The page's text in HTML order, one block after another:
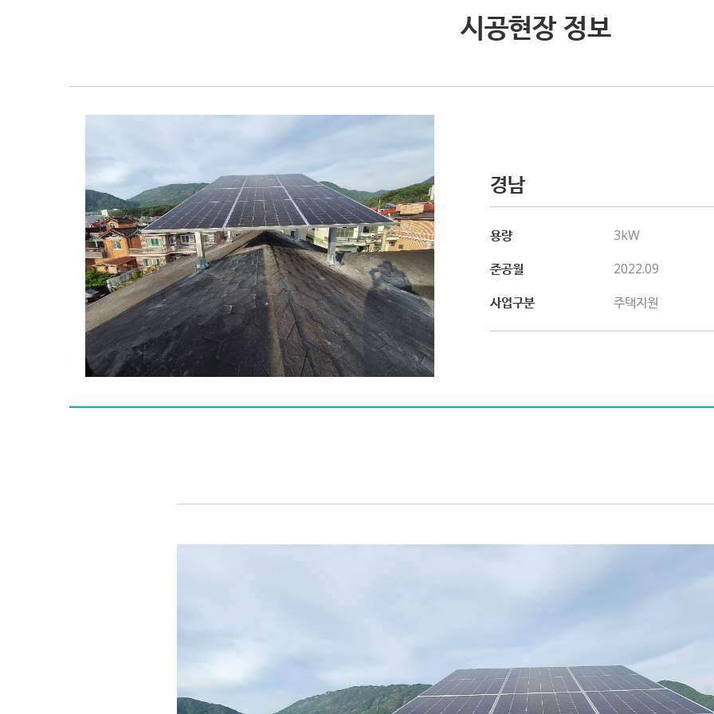
시공현장 정보
경남
용량
3kW
준공월
2022.09
사업구분
주택지원